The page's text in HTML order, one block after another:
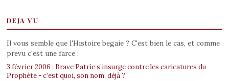
DEJA VU
Il vous semble que l'Histoire begaie ? C'est bien le cas, et comme
prevu c'est une farce :
3 février 2006 : Brave Patrie s’insurge contre les caricatures du
Prophète - c’est quoi, son nom, déjà ?